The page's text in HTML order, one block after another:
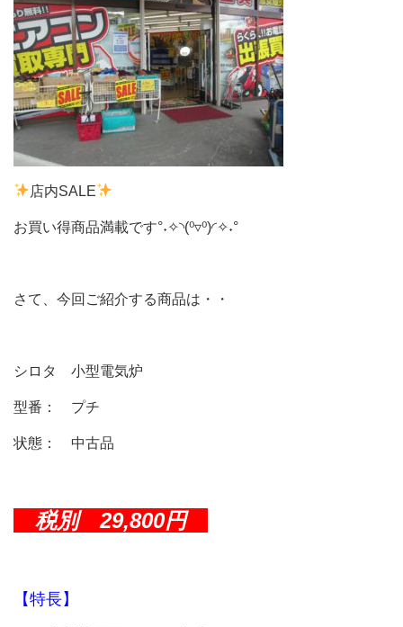
店内SALE
お買い得商品満載です°˖✧◝(⁰▿⁰)◜✧˖°
さて、今回ご紹介する商品は・・
シロタ 小型電気炉
型番： プチ
状態： 中古品
税別 29,800円
【特長】